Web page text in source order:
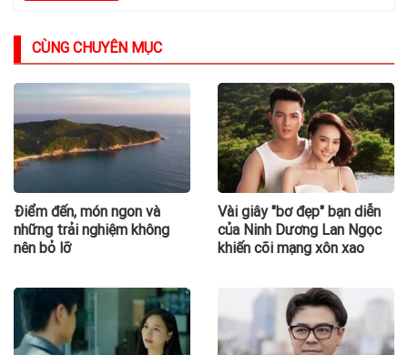
CÙNG CHUYÊN MỤC
Điểm đến, món ngon và
những trải nghiệm không
nên bỏ lỡ
Vài giây "bơ đẹp" bạn diễn
của Ninh Dương Lan Ngọc
khiến cõi mạng xôn xao